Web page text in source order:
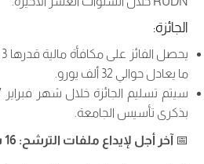
الجائزة:
ما يعادل حوالي 32 ألف يورو.
بذكرى تأسيس الجامعة.
📅 آخر أجل لإيداع ملفات الترشح: 16 سبتمبر 2026